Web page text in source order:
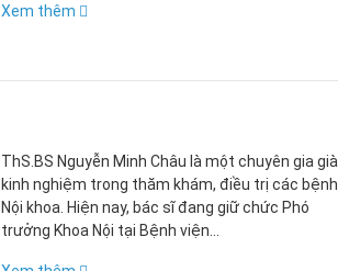
Xem thêm
ThS.BS Nguyễn Minh Châu là một chuyên gia
kinh nghiệm trong thăm khám, điều trị các
Nội khoa. Hiện nay, bác sĩ đang giữ chức Phó
trưởng Khoa Nội tại Bệnh viện...